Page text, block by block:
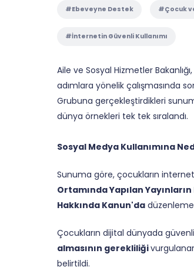
#Ebeveyne Destek #Çocuk
#İnternetin Güvenli Kullanımı
Aile ve Sosyal Hizmetler
adımlara yönelik çalışmasında
Grubuna gerçekleştirdikleri
dünya örnekleri tek tek sıralandı.
Sosyal Medya Kullanımına
Sunuma göre, çocukların
Ortamında Yapılan
Hakkında Kanun'da düzenleme
Çocukların dijital dünyada
almasının gerekliliği
belirtildi.